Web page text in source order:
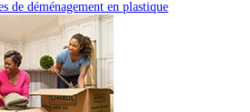
de déménagement en plastique